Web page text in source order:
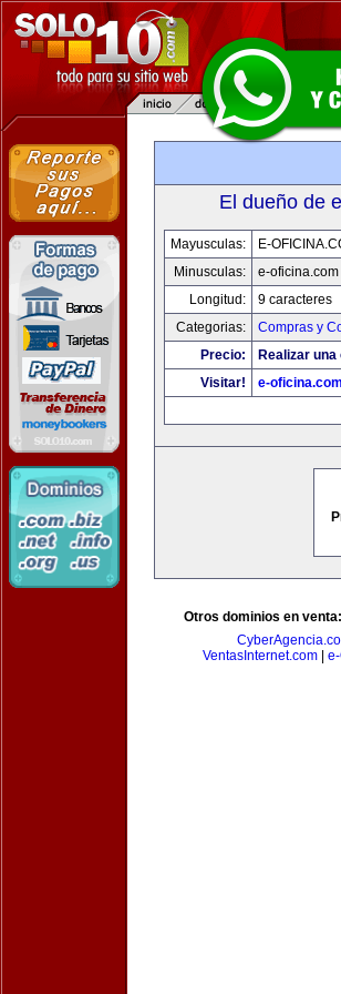
El dueño de
Mayusculas:
E-
Minusculas:
e-oficina.com
Longitud:
9 caracteres
Categorias:
Compras y
Precio:
Realizar una
Visitar!
e-oficina.com
Otros dominios en venta:
VentasInternet.com